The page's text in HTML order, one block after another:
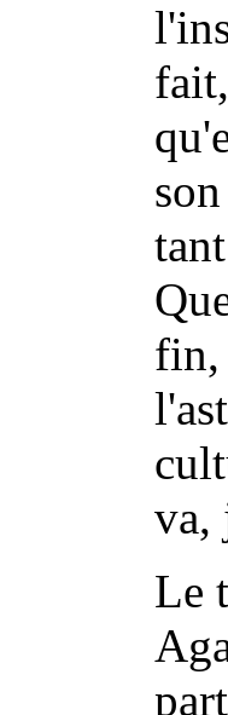
fin,
va,
Le